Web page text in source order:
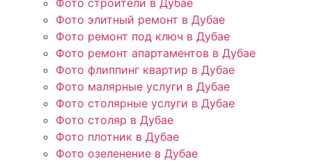
Фото строители в Дубае
Фото элитный ремонт в Дубае
Фото ремонт под ключ в Дубае
Фото ремонт апартаментов в Дубае
Фото флиппинг квартир в Дубае
Фото малярные услуги в Дубае
Фото столярные услуги в Дубае
Фото столяр в Дубае
Фото плотник в Дубае
Фото озеленение в Дубае